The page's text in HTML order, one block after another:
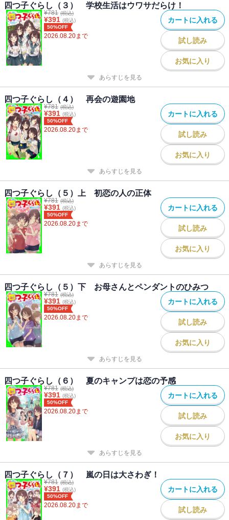
四つ子ぐらし（３） 学校生活はウワサだらけ！
¥781 (税込)
¥391 (税込)
50%OFF
2026.08.20まで
カートに入れる
試し読み
お気に入り
あらすじを見る
四つ子ぐらし（４） 再会の遊園地
¥781 (税込)
¥391 (税込)
50%OFF
2026.08.20まで
カートに入れる
試し読み
お気に入り
あらすじを見る
四つ子ぐらし（５）上 初恋の人の正体
¥781 (税込)
¥391 (税込)
50%OFF
2026.08.20まで
カートに入れる
試し読み
お気に入り
あらすじを見る
四つ子ぐらし（５）下 お母さんとペンダントのひみつ
¥781 (税込)
¥391 (税込)
50%OFF
2026.08.20まで
カートに入れる
試し読み
お気に入り
あらすじを見る
四つ子ぐらし（６） 夏のキャンプは恋の予感
¥781 (税込)
¥391 (税込)
50%OFF
2026.08.20まで
カートに入れる
試し読み
お気に入り
あらすじを見る
四つ子ぐらし（７） 嵐の日は大さわぎ！
¥781 (税込)
¥391 (税込)
50%OFF
2026.08.20まで
カートに入れる
試し読み